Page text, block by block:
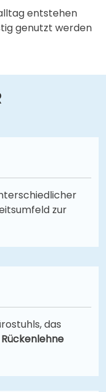
entstehen
genutzt werden
zur
das
Rückenlehne